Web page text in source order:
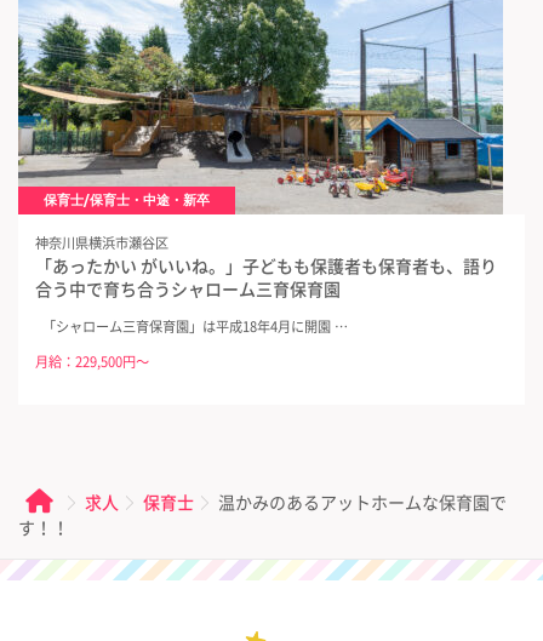
保育士/保育士・中途・新卒
神奈川県横浜市瀬谷区
「あったかい がいいね。」子どもも保護者も保育者も、語り
合う中で育ち合うシャローム三育保育園
「シャローム三育保育園」は平成18年4月に開園 …
月給：229,500円～
求人 保育士
温かみのあるアットホームな保育園で
す！！